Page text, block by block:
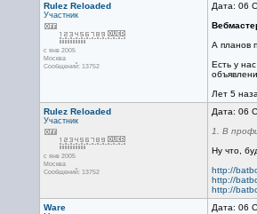
Rulez Reloaded
Участник
с янв 2005
Москва
Сообщений: 13752
Дата: 06
А планов
Есть у
Лет 5
Rulez Reloaded
Участник
с янв 2005
Москва
Сообщений: 13752
Дата: 06
1. В
Ну что,
http://
http://
http://
Ware
Дата: 06